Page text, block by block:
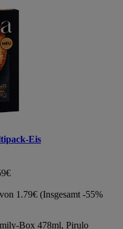
Eis
1.79€ (Insgesamt -55%
Box 478ml, Pirulo